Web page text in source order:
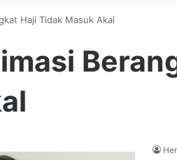
Haji Tidak Masuk Akal